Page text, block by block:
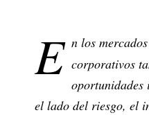
E n los
corporativos
oportunidades
el lado del riesgo, el